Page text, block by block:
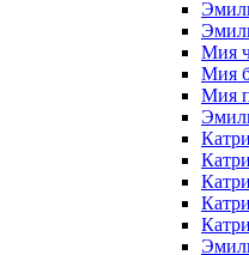
Мия
Мия
Мия